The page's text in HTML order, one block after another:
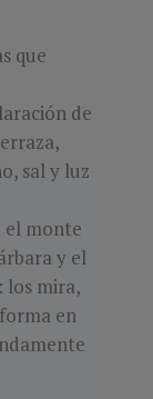
que
de
sal y luz
el monte
y el
los mira,
en